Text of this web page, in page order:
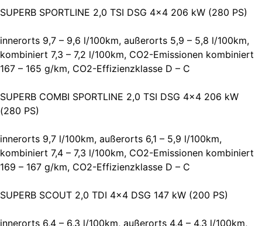
SUPERB SPORTLINE 2,0 TSI DSG 4×4 206 kW (280 PS)
innerorts 9,7 – 9,6 l/100km, außerorts 5,9 – 5,8 l/100km,
kombiniert 7,3 – 7,2 l/100km, CO2-Emissionen kombiniert
167 – 165 g/km, CO2-Effizienzklasse D – C
SUPERB COMBI SPORTLINE 2,0 TSI DSG 4×4 206 kW
(280 PS)
innerorts 9,7 l/100km, außerorts 6,1 – 5,9 l/100km,
kombiniert 7,4 – 7,3 l/100km, CO2-Emissionen kombiniert
169 – 167 g/km, CO2-Effizienzklasse D – C
SUPERB SCOUT 2,0 TDI 4×4 DSG 147 kW (200 PS)
innerorts 6,4 – 6,3 l/100km, außerorts 4,4 – 4,3 l/100km,